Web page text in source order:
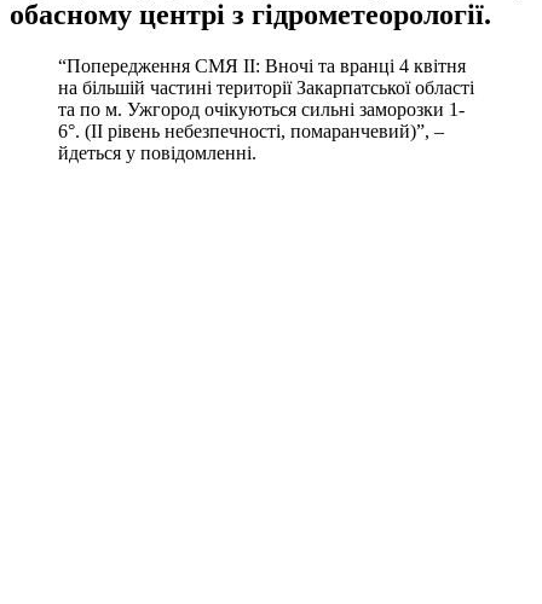
обасному центрі з гідрометеорології.
“Попередження СМЯ ІІ: Вночі та вранці 4 квітня
на більшій частині території Закарпатської області
та по м. Ужгород очікуються сильні заморозки 1-
6°. (ІІ рівень небезпечності, помаранчевий)”, –
йдеться у повідомленні.